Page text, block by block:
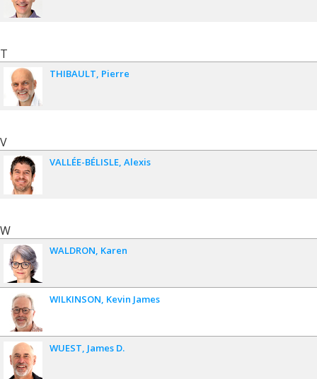
T
THIBAULT Pierre
V
VALLÉE-BÉLISLE Alexis
W
WALDRON Karen
WILKINSON Kevin James
WUEST James D.